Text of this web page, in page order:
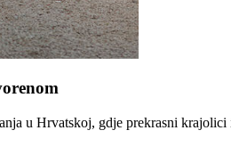
u Hrvatskoj, gdje prekrasni